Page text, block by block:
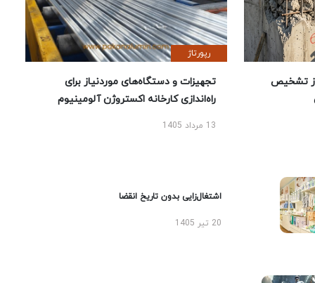
تشخیص
رپورتاژ
تجهیزات و دستگاه‌های موردنیاز برای
راه‌اندازی کارخانه اکستروژن آلومینیوم
13 مرداد 1405
اشتغال‌زایی بدون تاریخ انقضا
20 تیر 1405